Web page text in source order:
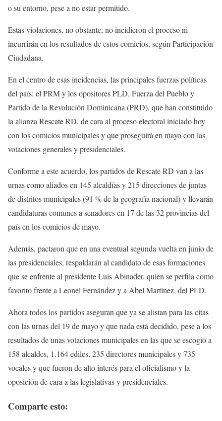
o su entorno, pese a no estar permitido.
Estas violaciones, no obstante, no incidieron el proceso ni
incurrirán en los resultados de estos comicios, según Participación
Ciudadana.
En el centro de esas incidencias, las principales fuerzas políticas
del país: el PRM y los opositores PLD, Fuerza del Pueblo y
Partido de la Revolución Dominicana (PRD), que han constituido
la alianza Rescate RD, de cara al proceso electoral iniciado hoy
con los comicios municipales y que proseguirá en mayo con las
votaciones generales y presidenciales.
Conforme a este acuerdo, los partidos de Rescate RD van a las
urnas como aliados en 145 alcaldías y 215 direcciones de juntas
de distritos municipales (91 % de la geografía nacional) y llevarán
candidaturas comunes a senadores en 17 de las 32 provincias del
país en los comicios de mayo.
Además, pactaron que en una eventual segunda vuelta en junio de
las presidenciales, respaldarán al candidato de esas formaciones
que se enfrente al presidente Luis Abinader, quien se perfila como
favorito frente a Leonel Fernández y a Abel Martínez, del PLD.
Ahora todos los partidos aseguran que ya se alistan para las citas
con las urnas del 19 de mayo y que nada está decidido, pese a los
resultados de unas votaciones municipales en las que se escogió a
158 alcaldes, 1.164 ediles, 235 directores municipales y 735
vocales y que fueron de alto interés para el oficialismo y la
oposición de cara a las legislativas y presidenciales.
Comparte esto: